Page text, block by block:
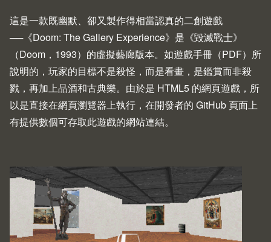
這是一款既幽默、卻又製作得相當認真的二創遊戲
──《Doom: The Gallery Experience》是《毀滅戰士》
（Doom，1993）的虛擬藝廊版本。如遊戲手冊（PDF）所
說明的，玩家的目標不是殺怪，而是看畫，是鑑賞而非殺
戮，再加上品酒和古典樂。由於是 HTML5 的網頁遊戲，所
以是直接在網頁瀏覽器上執行，在開發者的 GitHub 頁面上
有提供數個可存取此遊戲的網站連結。